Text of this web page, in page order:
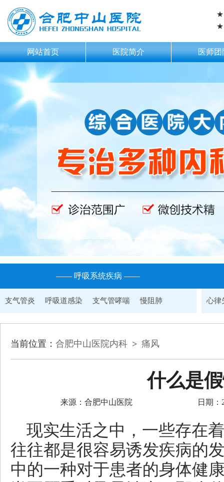
★
★
网站首页 医院简介 医师团
—— 呼吸系统疾病 ——
支气管炎 呼吸道感染 支气管哮喘 慢阻肺 心律
当前位置： 合肥中山医院内科 > 痛风
什么是
来源：合肥中山医院 日期：
现实生活之中，一些存在
往往都是很容易诱发疾病的
中的一种对于患者的身体健